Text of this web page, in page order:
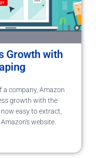
Growth with
a company, Amazon
growth with the
easy to extract,
website.